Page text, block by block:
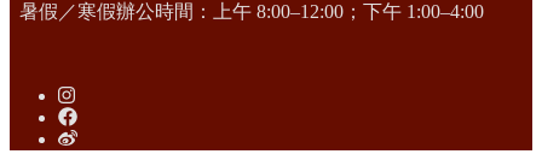
暑假／寒假辦公時間：上午 8:00–12:00；下午 1:00–4:00